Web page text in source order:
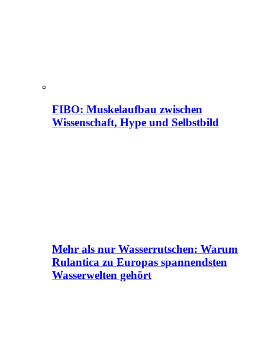
FIBO: Muskelaufbau zwischen
Wissenschaft, Hype und Selbstbild
Mehr als nur Wasserrutschen: Warum
Rulantica zu Europas spannendsten
Wasserwelten gehört